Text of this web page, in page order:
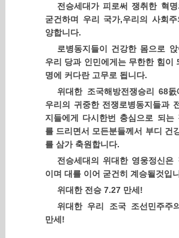
전승세대가 피로써 쟁취한 혁
굳건하며 우리 국가,우리의 사회
양합니다.
로병동지들이 건강한 몸으로
우리 당과 인민에게는 무한한 힘이
명에 커다란 고무로 됩니다.
위대한 조국해방전쟁승리 68돐
우리의 귀중한 전쟁로병동지들과
지들에게 다시한번 충심으로 되는
를 드리면서 모든분들께서 부디 건
를 삼가 축원합니다.
전승세대의 위대한 영웅정신은
이며 대를 이어 굳건히 계승될것입
위대한 전승 7.27 만세!
위대한 우리 조국 조선민주주
만세!